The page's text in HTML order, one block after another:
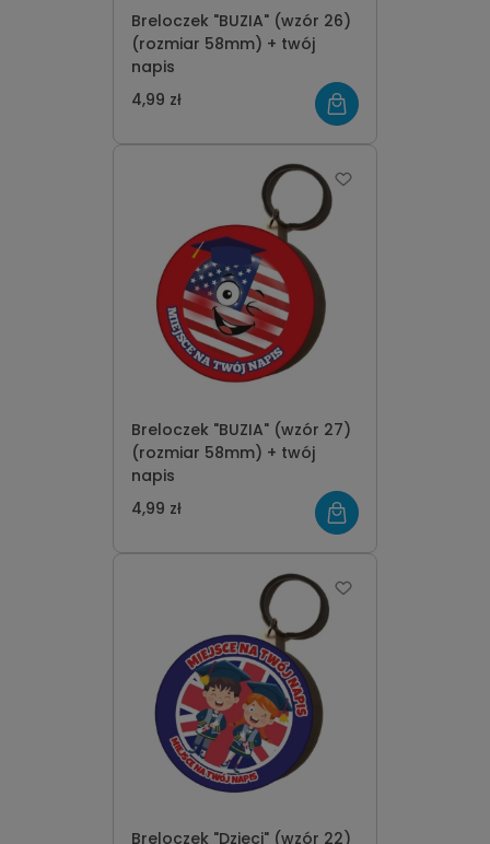
Breloczek "BUZIA" (wzór 26)
(rozmiar 58mm) + twój
napis
4,99 zł
Breloczek "BUZIA" (wzór 27)
(rozmiar 58mm) + twój
napis
4,99 zł
Breloczek "Dzieci" (wzór 22)